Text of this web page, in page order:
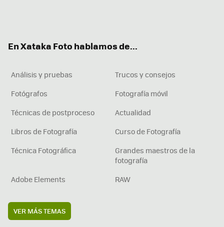
En Xataka Foto hablamos de...
Análisis y pruebas
Trucos y consejos
Fotógrafos
Fotografía móvil
Técnicas de postproceso
Actualidad
Libros de Fotografía
Curso de Fotografía
Técnica Fotográfica
Grandes maestros de la
fotografía
Adobe Elements
RAW
VER MÁS TEMAS